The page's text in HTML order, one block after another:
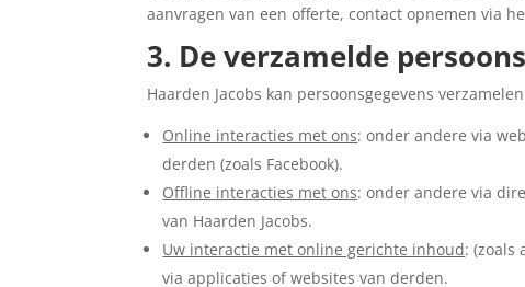
aanvragen van een offerte, contact opnemen via
3. De verzamelde
Haarden Jacobs kan persoonsgegevens
Online interacties met ons: onder andere via
derden (zoals Facebook).
Offline interacties met ons: onder andere via
van Haarden Jacobs.
Uw interactie met online gerichte inhoud: (zoals
via applicaties of websites van derden.